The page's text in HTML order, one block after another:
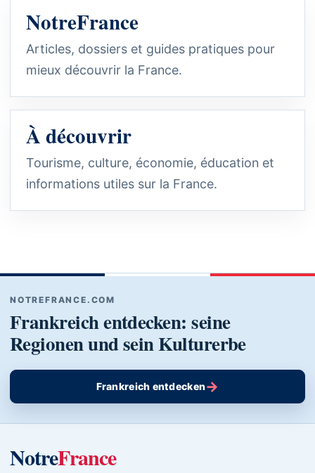
NotreFrance
Articles, dossiers et guides pratiques pour
mieux découvrir la France.
À découvrir
Tourisme, culture, économie, éducation et
informations utiles sur la France.
NOTREFRANCE.COM
Frankreich entdecken: seine
Regionen und sein Kulturerbe
Frankreich entdecken→
NotreFrance